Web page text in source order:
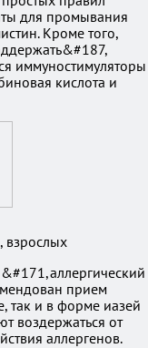
для промывания
Кроме того,
иммуностимуляторы
кислота и
взрослых
прием
так и в форме иазей
воздержаться от
аллергенов.